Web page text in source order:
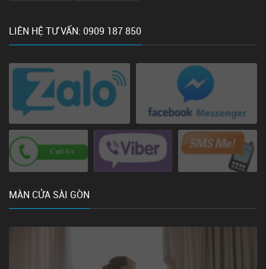
LIÊN HỆ TƯ VẤN: 0909 187 850
MÀN CỬA SÀI GÒN